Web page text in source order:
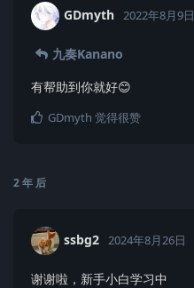
GDmyth 2022年8月9日
九奏Kanano
有帮助到你就好😊
GDmyth 觉得很赞
2 年 后
ssbg2 2024年8月26日
谢谢啦，新手小白学习中